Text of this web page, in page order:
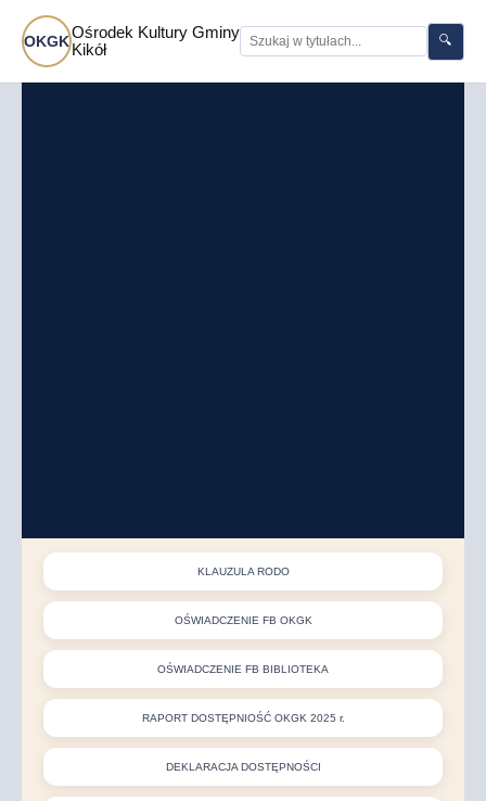
OKGKOśrodek Kultury Gminy
Kikół
🔍
KLAUZULA RODO
OŚWIADCZENIE FB OKGK
OŚWIADCZENIE FB BIBLIOTEKA
RAPORT DOSTĘPNIOŚĆ OKGK 2025 r.
DEKLARACJA DOSTĘPNOŚCI